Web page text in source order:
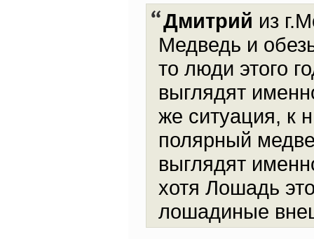
Дмитрий из
Медведь и
то люди этого
выглядят
же ситуация, к
полярный
выглядят
хотя Лошадь
лошадиные